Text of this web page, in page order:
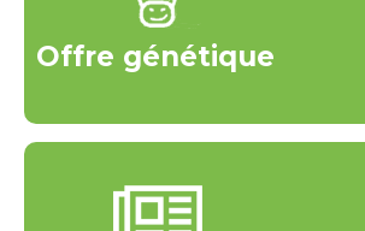
Offre génétique